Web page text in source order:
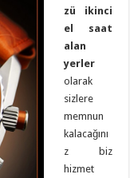
zü ikinci
el saat
alan
yerler
olarak
sizlere
memnun
kalacağını
z biz
hizmet